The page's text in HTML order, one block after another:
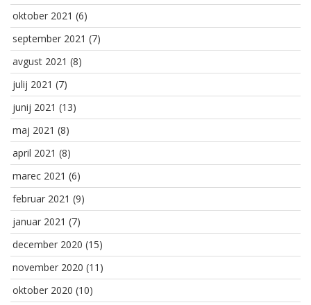
oktober 2021 (6)
september 2021 (7)
avgust 2021 (8)
julij 2021 (7)
junij 2021 (13)
maj 2021 (8)
april 2021 (8)
marec 2021 (6)
februar 2021 (9)
januar 2021 (7)
december 2020 (15)
november 2020 (11)
oktober 2020 (10)